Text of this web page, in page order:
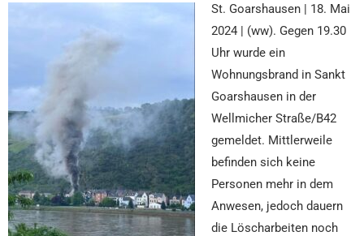
St. Goarshausen | 18. Mai
2024 | (ww). Gegen 19.30
Uhr wurde ein
Wohnungsbrand in Sankt
Goarshausen in der
Wellmicher Straße/B42
gemeldet. Mittlerweile
befinden sich keine
Personen mehr in dem
Anwesen, jedoch dauern
die Löscharbeiten noch